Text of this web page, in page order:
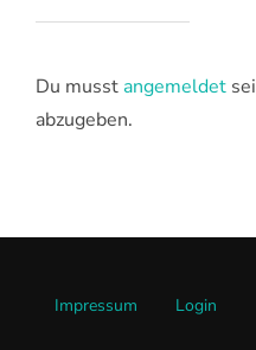
Du musst angemeldet
abzugeben.
Impressum Login